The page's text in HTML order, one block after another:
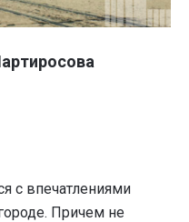
с впечатлениями
Причем не